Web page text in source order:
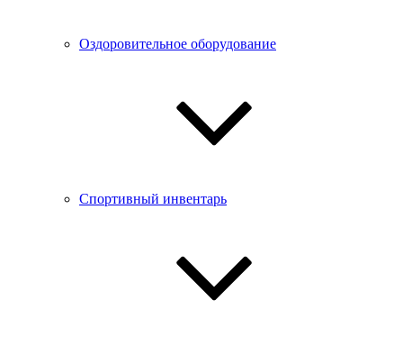
Оздоровительное оборудование
Спортивный инвентарь